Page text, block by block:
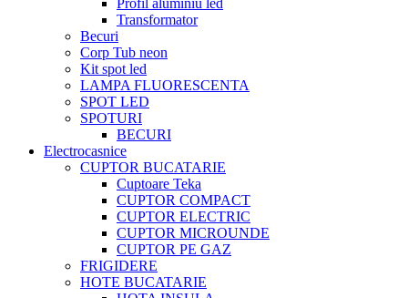
Transformator
Becuri
Corp Tub neon
Kit spot led
LAMPA FLUORESCENTA
SPOT LED
SPOTURI
BECURI
Electrocasnice
CUPTOR BUCATARIE
Cuptoare Teka
CUPTOR COMPACT
CUPTOR ELECTRIC
CUPTOR MICROUNDE
CUPTOR PE GAZ
FRIGIDERE
HOTE BUCATARIE